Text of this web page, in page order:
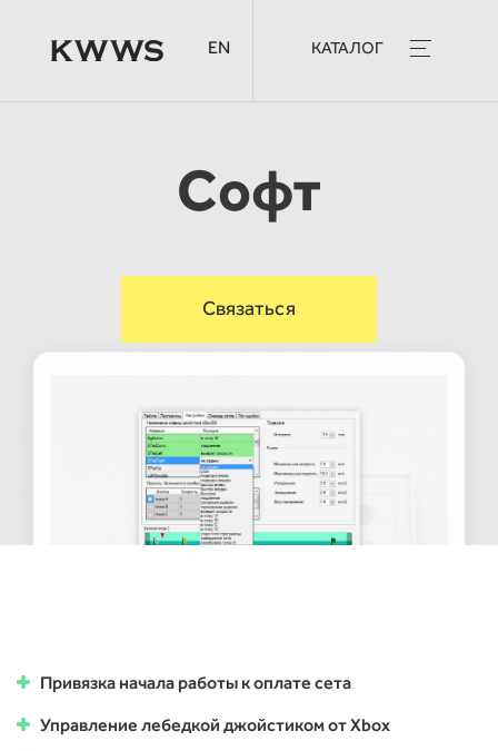
КАТАЛОГ
EN
Софт
Связаться
Привязка начала работы к оплате сета
Управление лебедкой джойстиком от Xbox